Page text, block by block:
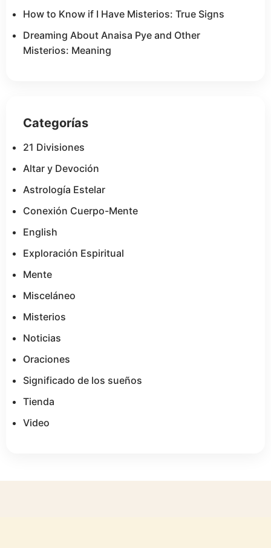
How to Know if I Have Misterios: True Signs
Dreaming About Anaisa Pye and Other
Misterios: Meaning
Categorías
21 Divisiones
Altar y Devoción
Astrología Estelar
Conexión Cuerpo-Mente
English
Exploración Espiritual
Mente
Misceláneo
Misterios
Noticias
Oraciones
Significado de los sueños
Tienda
Video